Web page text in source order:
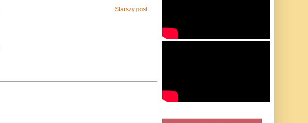
Starszy post